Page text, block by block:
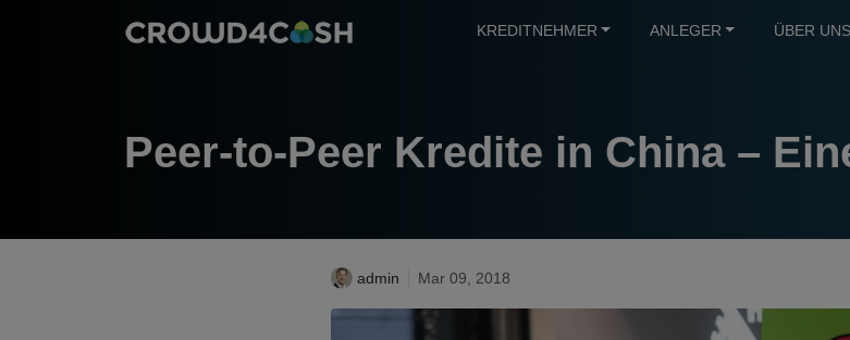
KREDITNEHMER ANLEGER ÜBER UNS
Peer-to-Peer Kredite in China –
admin Mar 09, 2018